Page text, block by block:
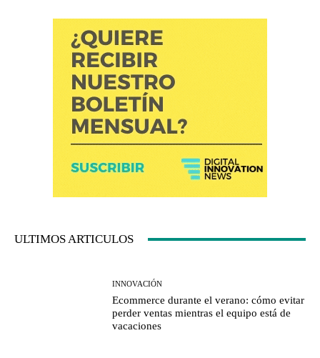
ULTIMOS ARTICULOS
INNOVACIÓN
Ecommerce durante el verano: cómo evitar
perder ventas mientras el equipo está de
vacaciones